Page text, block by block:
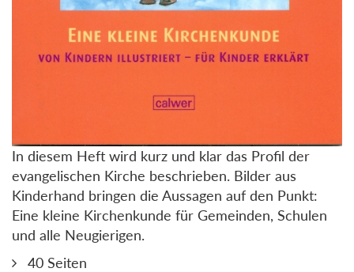
In diesem Heft wird kurz und klar das Profil der
evangelischen Kirche beschrieben. Bilder aus
Kinderhand bringen die Aussagen auf den Punkt:
Eine kleine Kirchenkunde für Gemeinden, Schulen
und alle Neugierigen.
40 Seiten